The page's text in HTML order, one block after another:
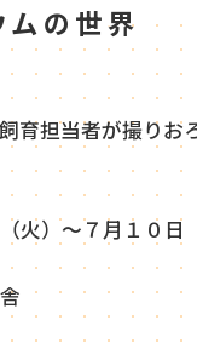
の世界
育担当者が撮り
火）～７月１０日